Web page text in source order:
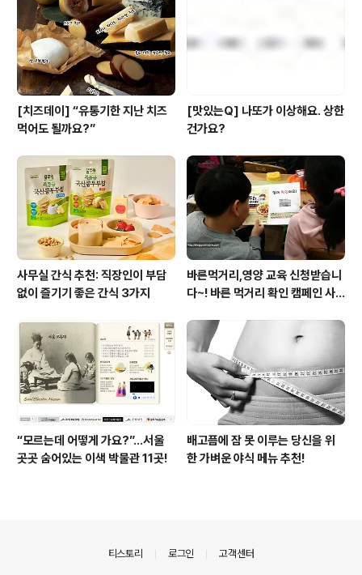
[치즈데이] “유통기한 지난 치즈
먹어도 될까요?”
[맛있는Q] 나또가 이상해요. 상한
건가요?
사무실 간식 추천: 직장인이 부담
없이 즐기기 좋은 간식 3가지
바른먹거리,영양 교육 신청받습니
다~! 바른 먹거리 확인 캠페인 사
“모르는데 어떻게 가요?”...서울
곳곳 숨어있는 이색 박물관 11곳!
배고픔에 잠 못 이루는 당신을 위
한 가벼운 야식 메뉴 추천!
티스토리 로그인 고객센터